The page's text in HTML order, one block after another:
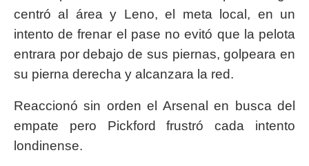
centró al área y Leno, el meta local, en un
intento de frenar el pase no evitó que la pelota
entrara por debajo de sus piernas, golpeara en
su pierna derecha y alcanzara la red.
Reaccionó sin orden el Arsenal en busca del
empate pero Pickford frustró cada intento
londinense.